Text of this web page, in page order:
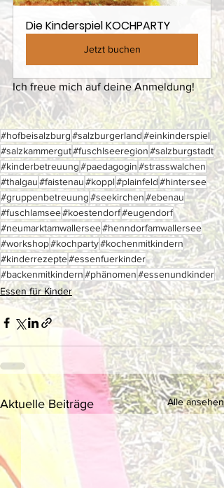
Die Kinderspiel KOCHPARTY
Jetzt buchen
Ich freue mich auf deine Anmeldung!
#hofbeisalzburg#salzburgerland#einkinderspiel
#salzkammergut#fuschlseeregion#salzburgstadt
#kinderbetreuung#paedagogin#strasswalchen
#thalgau#faistenau#koppl#plainfeld#hintersee
#gruppenbetreuung#seekirchen#ebenau
#fuschlamsee#koestendorf#eugendorf
#neumarktamwallersee#henndorfamwallersee
#workshop#kochparty#kochenmitkindern
#kinderrezepte#essenfuerkinder
#backenmitkindern#phänomen#essenundkinder
Essen für Kinder
Aktuelle Beiträge Alle ansehen